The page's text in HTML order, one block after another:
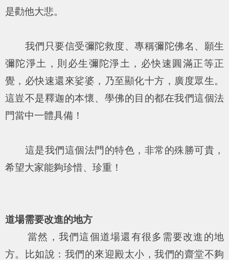
是勸他大悲。
我們只要信受彌陀救度、專稱彌陀佛名、願生
彌陀淨土，則必生彌陀淨土，必快速圓滿正等正
覺，必快速還來娑婆，乃至顯化十方，廣度眾生。
這豈不是釋迦的本懷、學佛的目的都在我們這個法
門當中一體具備！
這是我們這個法門的特色，非常的殊勝可貴，
希望大家能夠珍惜、珍重！
道場需要改進的地方
當然，我們這個道場還有很多需要改進的地
方。比如說：我們的來迎殿太小，我們的齋堂不夠